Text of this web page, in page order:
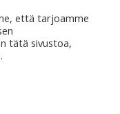
että tarjoamme
tätä sivustoa,